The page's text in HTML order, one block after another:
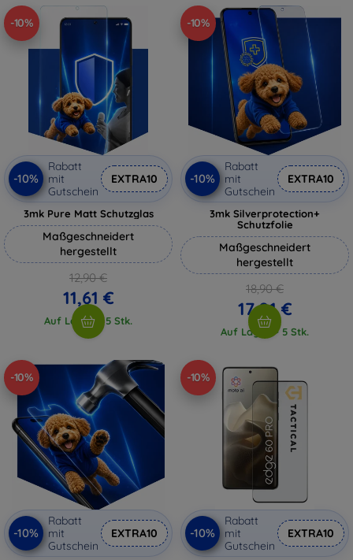
-10%
-10%
Rabatt
mit
Gutschein
EXTRA10
3mk Pure Matt Schutzglas
Maßgeschneidert
hergestellt
12,90 €
11,61 €
Auf Lager > 5 Stk.
-10%
-10%
Rabatt
mit
Gutschein
EXTRA10
3mk Silverprotection+
Schutzfolie
Maßgeschneidert
hergestellt
18,90 €
17,01 €
Auf Lager > 5 Stk.
-10%
-10%
Rabatt
mit
Gutschein
EXTRA10
-10%
-10%
Rabatt
mit
Gutschein
EXTRA10